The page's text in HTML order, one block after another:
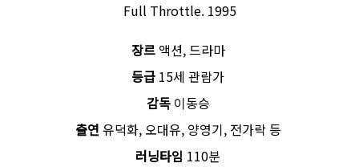
Full Throttle. 1995
장르액션, 드라마
등급 15세 관람가
감독이동승
출연 유덕화, 오대유, 양영기, 전가락 등
러닝타임 110분